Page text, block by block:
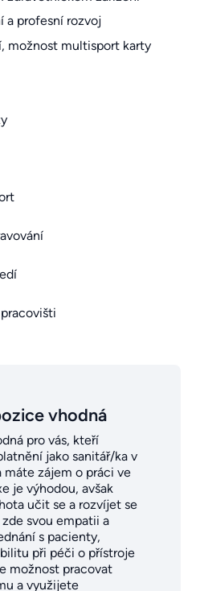
a profesní rozvoj
možnost multisport karty
vhodná
pro vás, kteří
jako sanitář/ka v
máte zájem o práci ve
je výhodou, avšak
učit se a rozvíjet se
svou empatii a
s pacienty,
při péči o přístroje
možnost pracovat
a využijete